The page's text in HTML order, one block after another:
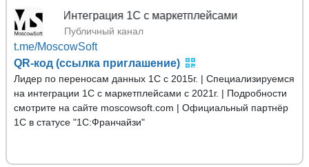
Публичный канал
t.me/MoscowSoft
QR-код (ссылка приглашение)
Лидер по переносам данных 1С с 2015г. | Специализируемся
на интеграции 1С с маркетплейсами с 2021г. | Подробности
смотрите на сайте moscowsoft.com | Официальный партнёр
1С в статусе "1С:Франчайзи"